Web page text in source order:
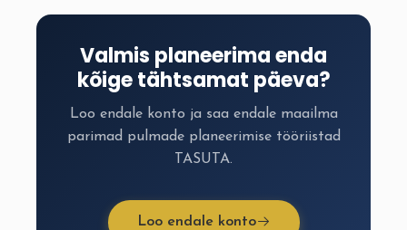
Valmis planeerima enda
kõige tähtsamat päeva?
Loo endale konto ja saa endale maailma
parimad pulmade planeerimise tööriistad
TASUTA.
Loo endale konto